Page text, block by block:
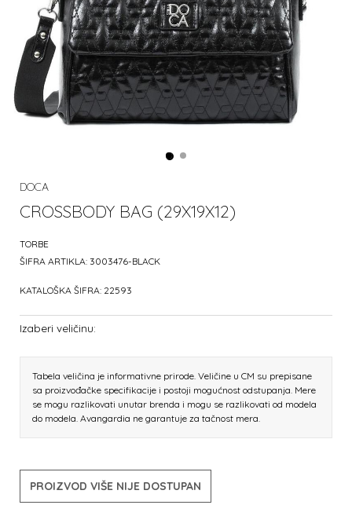
DOCA
CROSSBODY BAG (29X19X12)
TORBE
ŠIFRA ARTIKLA: 3003476-BLACK
KATALOŠKA ŠIFRA: 22593
Izaberi veličinu:
Tabela veličina je informativne prirode. Veličine u CM su prepisane
sa proizvođačke specifikacije i postoji mogućnost odstupanja. Mere
se mogu razlikovati unutar brenda i mogu se razlikovati od modela
do modela. Avangardia ne garantuje za tačnost mera.
PROIZVOD VIŠE NIJE DOSTUPAN